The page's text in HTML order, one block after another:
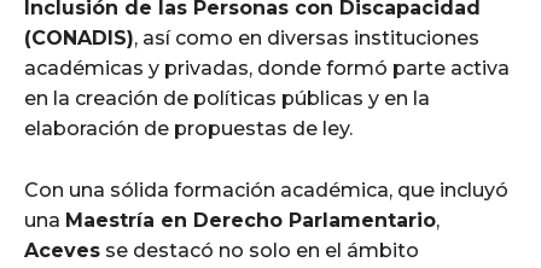
Inclusión de las Personas con Discapacidad
(CONADIS), así como en diversas instituciones
académicas y privadas, donde formó parte activa
en la creación de políticas públicas y en la
elaboración de propuestas de ley.
Con una sólida formación académica, que incluyó
una Maestría en Derecho Parlamentario,
Aceves se destacó no solo en el ámbito